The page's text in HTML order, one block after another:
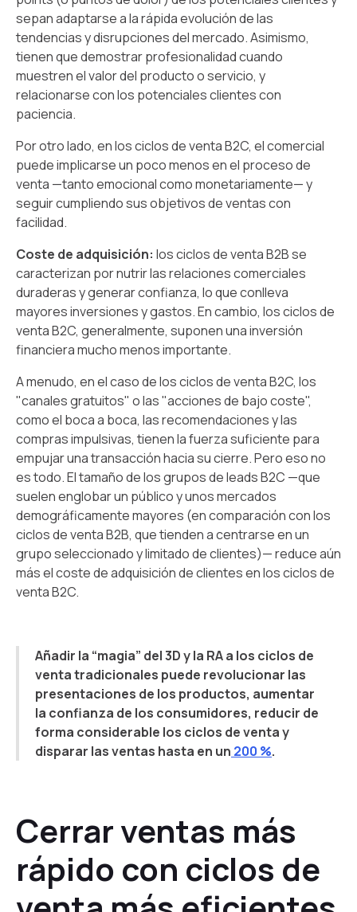
sepan adaptarse a la rápida evolución de las
tendencias y disrupciones del mercado. Asimismo,
tienen que demostrar profesionalidad cuando
muestren el valor del producto o servicio, y
relacionarse con los potenciales clientes con
paciencia.
Por otro lado, en los ciclos de venta B2C, el comercial
puede implicarse un poco menos en el proceso de
venta —tanto emocional como monetariamente— y
seguir cumpliendo sus objetivos de ventas con
facilidad.
Coste de adquisición: los ciclos de ventaB2B se
caracterizan por nutrir las relaciones comerciales
duraderas y generar confianza, lo que conlleva
mayores inversiones y gastos. En cambio, los ciclos de
venta B2C, generalmente, suponen una inversión
financiera mucho menos importante.
A menudo, en el caso de los ciclos de venta B2C, los
"canales gratuitos" o las "acciones de bajo coste",
como el boca a boca, las recomendaciones y las
compras impulsivas, tienen la fuerza suficiente para
empujar una transacción hacia su cierre. Pero eso no
es todo. El tamaño de los grupos de leads B2C —que
suelen englobar un público y unos mercados
demográficamente mayores (en comparación con los
ciclos de venta B2B, que tienden a centrarse en un
grupo seleccionado y limitado de clientes)— reduce aún
más el coste de adquisición de clientes en los ciclos de
venta B2C.
Añadir la “magia” del 3D y la RA a los ciclos de
venta tradicionales puede revolucionar las
presentaciones de los productos, aumentar
la confianza de los consumidores, reducir de
forma considerable los ciclos de venta y
disparar las ventas hasta en un 200 %.
Cerrar ventas más
rápido con ciclos de